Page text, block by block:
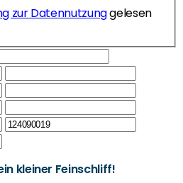
zur Datennutzunggelesen
kleiner Feinschliff!